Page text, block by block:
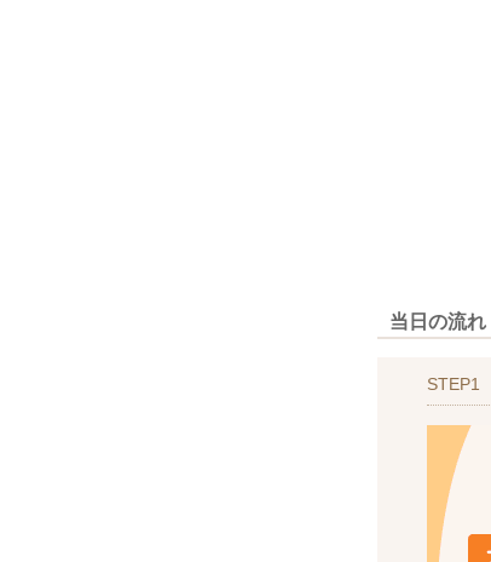
当日の流れ
STEP1